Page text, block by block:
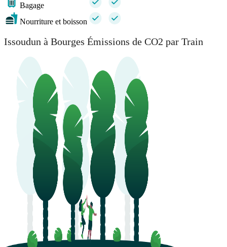
Bagage
Nourriture et boisson
Issoudun à Bourges Émissions de CO2 par Train